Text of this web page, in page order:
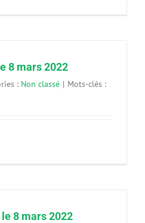
8 mars 2022
: Non classé | Mots-clés :
le 8 mars 2022